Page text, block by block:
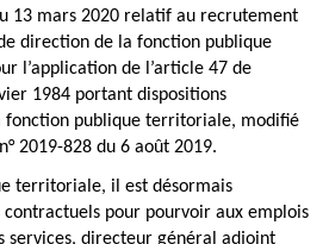
13 mars 2020 relatif au recrutement
direction de la fonction publique
l’application de l’article 47 de
1984 portant dispositions
fonction publique territoriale, modifié
2019-828 du 6 août 2019.
territoriale, il est désormais
pour pourvoir aux emplois
services, directeur général adjoint